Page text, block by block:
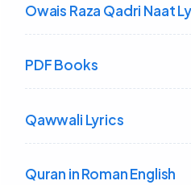
Owais Raza Qadri Naat
PDF Books
Qawwali Lyrics
Quran in Roman English